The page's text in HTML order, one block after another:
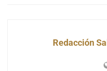
Redacción